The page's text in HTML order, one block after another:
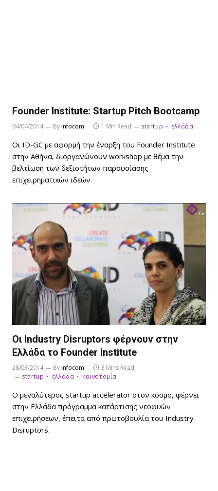
Founder Institute: Startup Pitch Bootcamp
04/04/2014 Byinfocom 1 Min Read startup ελλάδα
Οι ID-GC με αφορμή την έναρξη του Founder Institute
στην Αθήνα, διοργανώνουν workshop με θέμα την
βελτίωση των δεξιοτήτων παρουσίασης
επιχειρηματικών ιδεών.
Οι Industry Disruptors φέρνουν στην
Ελλάδα το Founder Institute
28/03/2014 Byinfocom
3 Mins Read
startup
ελλάδα καινοτομία
Ο μεγαλύτερος startup accelerator στον κόσμο, φέρνει
στην Ελλάδα πρόγραμμα κατάρτισης νεοφυών
επιχειρήσεων, έπειτα από πρωτοβουλία του Industry
Disruptors.